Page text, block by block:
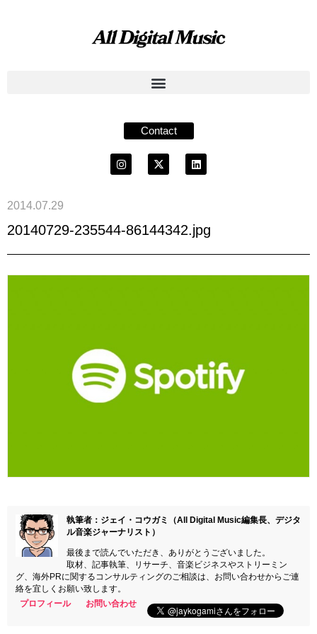
Contact
2014.07.29
20140729-235544-86144342.jpg
執筆者：ジェイ・コウガミ（All Digital Music編集長、デジタ
ル音楽ジャーナリスト）
最後まで読んでいただき、ありがとうございました。
取材、記事執筆、リサーチ、音楽ビジネスやストリーミン
グ、海外PRに関するコンサルティングのご相談は、お問い合わせからご連
絡を宜しくお願い致します。
プロフィール
お問い合わせ